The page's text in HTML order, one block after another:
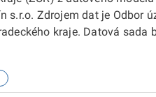
s.r.o. Zdrojem dat je Odbor
kraje. Datová sada